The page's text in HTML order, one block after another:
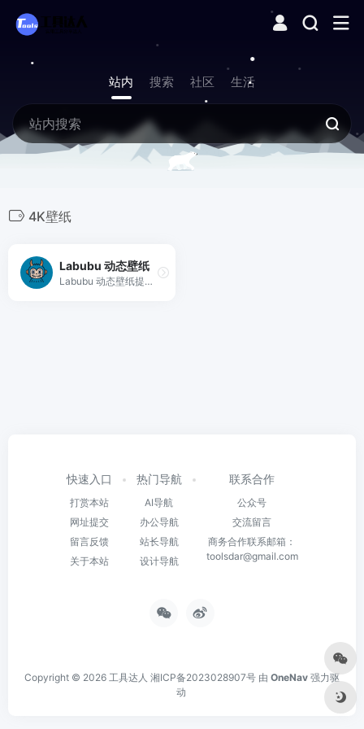
站内 搜索 社区 生活
4K壁纸
Labubu 动态壁纸
Labubu 动态壁纸提供免费的优质动态壁纸，支持多种设备，具有流畅的动画和优化的性能，让您的设备焕然一新。
快速入口
打赏本站
网址提交
留言反馈
关于本站
热门导航
AI导航
办公导航
站长导航
设计导航
联系合作
公众号
交流留言
商务合作联系邮箱：
toolsdar@gmail.com
Copyright © 2026 工具达人 湘ICP备2023028907号 由 OneNav 强力驱
动